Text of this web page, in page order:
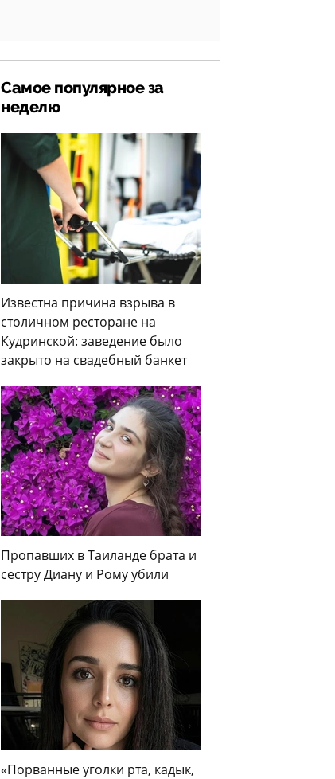
Самое популярное за
неделю
Известна причина взрыва в
столичном ресторане на
Кудринской: заведение было
закрыто на свадебный банкет
Пропавших в Таиланде брата и
сестру Диану и Рому убили
«Порванные уголки рта, кадык,